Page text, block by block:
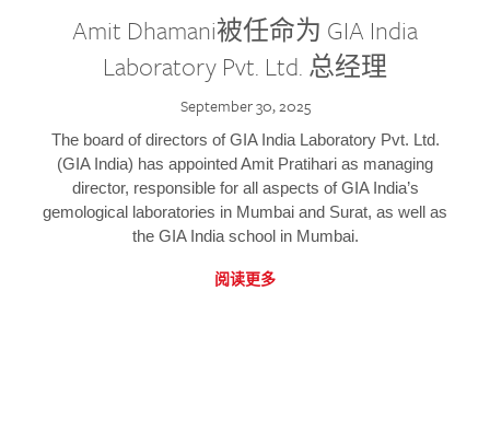
Amit Dhamani被任命为 GIA India
Laboratory Pvt. Ltd. 总经理
September 30, 2025
The board of directors of GIA India Laboratory Pvt. Ltd.
(GIA India) has appointed Amit Pratihari as managing
director, responsible for all aspects of GIA India’s
gemological laboratories in Mumbai and Surat, as well as
the GIA India school in Mumbai.
阅读更多